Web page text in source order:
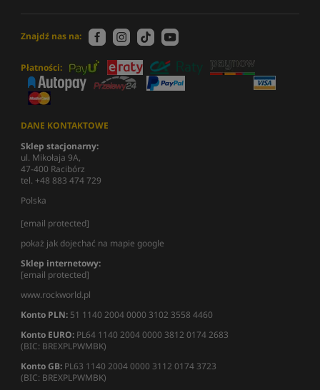
Znajdź nas na:
Płatności:
DANE KONTAKTOWE
Sklep stacjonarny:
ul. Mikołaja 9A,
47-400 Racibórz
tel. +48 883 474 729
Polska
[email protected]
pokaż jak dojechać na mapie google
Sklep internetowy:
[email protected]
www.rockworld.pl
Konto PLN: 51 1140 2004 0000 3102 3558 4460
Konto EURO: PL64 1140 2004 0000 3812 0174 2683
(BIC: BREXPLPWMBK)
Konto GB: PL63 1140 2004 0000 3112 0174 3723
(BIC: BREXPLPWMBK)